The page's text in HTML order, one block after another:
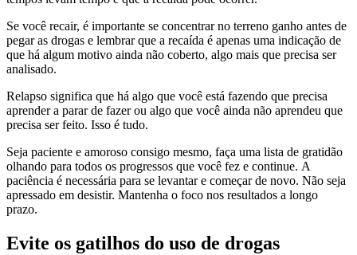
Se você recair, é importante se concentrar no terreno ganho antes de
pegar as drogas e lembrar que a recaída é apenas uma indicação de
que há algum motivo ainda não coberto, algo mais que precisa ser
analisado.
Relapso significa que há algo que você está fazendo que precisa
aprender a parar de fazer ou algo que você ainda não aprendeu que
precisa ser feito. Isso é tudo.
Seja paciente e amoroso consigo mesmo, faça uma lista de gratidão
olhando para todos os progressos que você fez e continue. A
paciência é necessária para se levantar e começar de novo. Não seja
apressado em desistir. Mantenha o foco nos resultados a longo
prazo.
Evite os gatilhos do uso de drogas